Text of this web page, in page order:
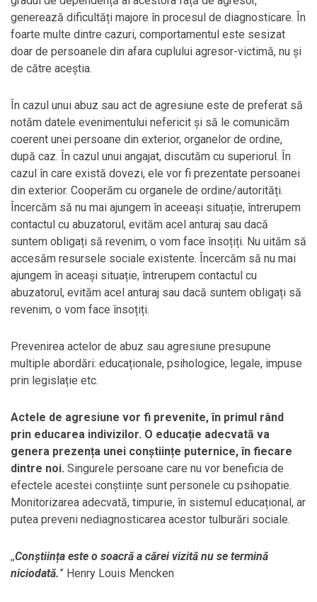
generează dificultăți majore în procesul de diagnosticare. În
foarte multe dintre cazuri, comportamentul este sesizat
doar de persoanele din afara cuplului agresor-victimă, nu și
de către aceștia.
În cazul unui abuz sau act de agresiune este de preferat să
notăm datele evenimentului nefericit și să le comunicăm
coerent unei persoane din exterior, organelor de ordine,
după caz. În cazul unui angajat, discutăm cu superiorul. În
cazul în care există dovezi, ele vor fi prezentate persoanei
din exterior. Cooperăm cu organele de ordine/autorități.
Încercăm să nu mai ajungem în aceeași situație, întrerupem
contactul cu abuzatorul, evităm acel anturaj sau dacă
suntem obligați să revenim, o vom face însoțiți. Nu uităm să
accesăm resursele sociale existente. Încercăm să nu mai
ajungem în aceași situație, întrerupem contactul cu
abuzatorul, evităm acel anturaj sau dacă suntem obligați să
revenim, o vom face însoțiți.
Prevenirea actelor de abuz sau agresiune presupune
multiple abordări: educaționale, psihologice, legale, impuse
prin legislație etc.
Actele de agresiune vor fi prevenite, în primul rând
prin educarea indivizilor. O educație adecvată va
genera prezența unei conștiințe puternice, în fiecare
dintre noi. Singurele persoane care nu vor beneficia de
efectele acestei conștiințe sunt personele cu psihopatie.
Monitorizarea adecvată, timpurie, în sistemul educațional, ar
putea preveni nediagnosticarea acestor tulburări sociale.
,,Conștiința este o soacră a cărei vizită nu se termină
niciodată.” Henry Louis Mencken